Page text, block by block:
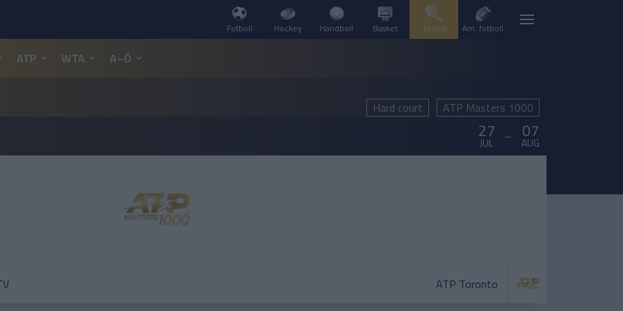
Fotboll Hockey Handboll Basket Tennis Am. fotboll
ATP WTA A–Ö
Hard court ATP Masters 1000
27
JUL – 07
AUG
ATP Toronto